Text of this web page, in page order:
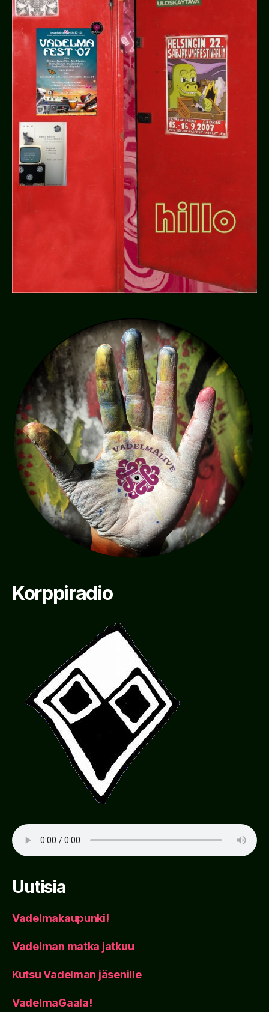
Korppiradio
Uutisia
Vadelmakaupunki!
Vadelman matka jatkuu
Kutsu Vadelman jäsenille
VadelmaGaala!